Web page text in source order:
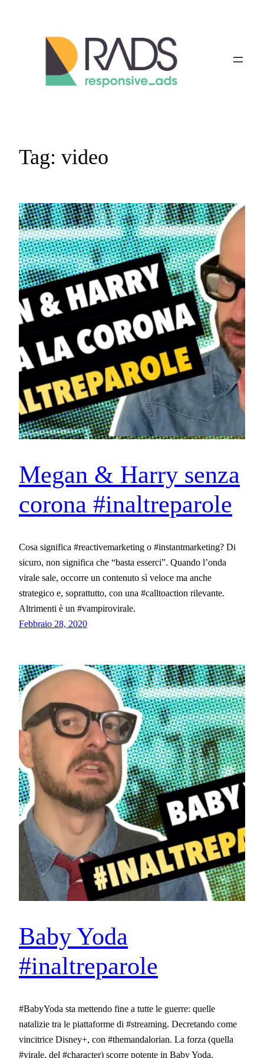
Tag: video
Megan & Harry senza
corona #inaltreparole
Cosa significa #reactivemarketing o #instantmarketing? Di
sicuro, non significa che “basta esserci”. Quando l’onda
virale sale, occorre un contenuto sì veloce ma anche
strategico e, soprattutto, con una #calltoaction rilevante.
Altrimenti è un #vampirovirale.
Febbraio 28, 2020
Baby Yoda
#inaltreparole
#BabyYoda sta mettendo fine a tutte le guerre: quelle
natalizie tra le piattaforme di #streaming. Decretando come
vincitrice Disney+, con #themandalorian. La forza (quella
#virale, del #character) scorre potente in Baby Yoda.